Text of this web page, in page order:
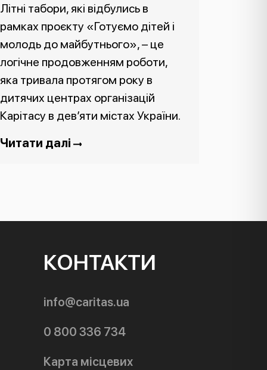
Літні табори, які відбулись в
рамках проєкту «Готуємо дітей і
молодь до майбутнього», – це
логічне продовженням роботи,
яка тривала протягом року в
дитячих центрах організацій
Карітасу в дев’яти містах України.
Читати далі
КОНТАКТИ
info@caritas.ua
0 800 336 734
Карта місцевих